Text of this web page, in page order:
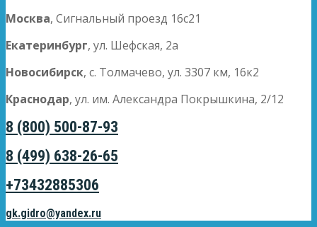
Москва, Сигнальный проезд 16с21
Екатеринбург, ул. Шефская, 2а
Новосибирск, с. Толмачево, ул. 3307 км, 16к2
Краснодар, ул. им. Александра Покрышкина, 2/12
8 (800) 500-87-93
8 (499) 638-26-65
+73432885306
gk.gidro@yandex.ru